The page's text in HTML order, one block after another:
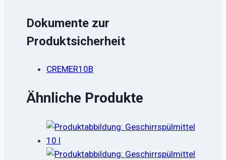
Dokumente zur
Produktsicherheit
CREMER10B
Ähnliche Produkte